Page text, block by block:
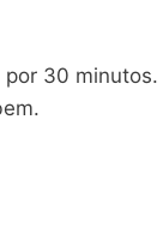
30 minutos.